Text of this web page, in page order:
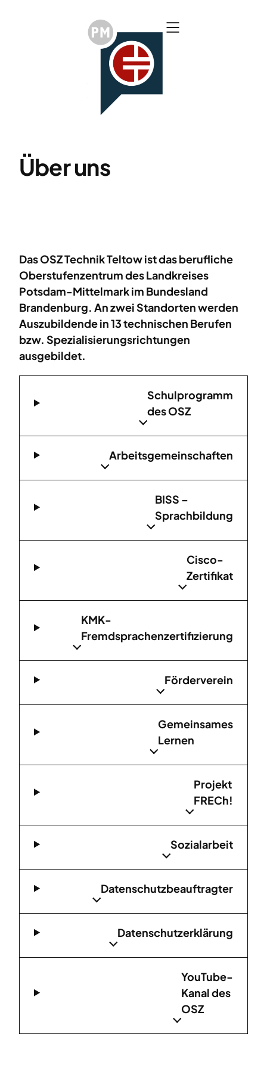
Über uns
Das OSZ Technik Teltow ist das berufliche
Oberstufenzentrum des Landkreises
Potsdam-Mittelmark im Bundesland
Brandenburg. An zwei Standorten werden
Auszubildende in 13 technischen Berufen
bzw. Spezialisierungsrichtungen
ausgebildet.
Schulprogramm
des OSZ
Arbeitsgemeinschaften
BISS –
Sprachbildung
Cisco-
Zertifikat
KMK-
Fremdsprachenzertifizierung
Förderverein
Gemeinsames
Lernen
Projekt
FRECh!
Sozialarbeit
Datenschutzbeauftragter
Datenschutzerklärung
YouTube-
Kanal des
OSZ